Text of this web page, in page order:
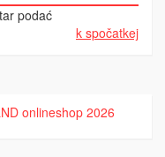
podać
k spočatkej